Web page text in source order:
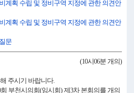
계획 수립 및 정비구역 지정에 관한 의견안
계획 수립 및 정비구역 지정에 관한 의견안
문
(10시06분 개의)
주시기 바랍니다.
부천시의회(임시회) 제3차 본회의를 개의